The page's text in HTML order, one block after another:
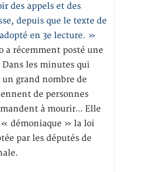
des appels et des
depuis que le texte de
en 3e lecture. »
a récemment posté une
les minutes qui
grand nombre de
de personnes
à mourir… Elle
démoniaque » la loi
par les députés de